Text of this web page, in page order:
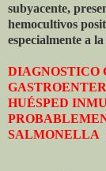
subyacente,
hemocultivos
especialmente a
DIAGNOSTICO
HUÉSPED
SALMONELLA